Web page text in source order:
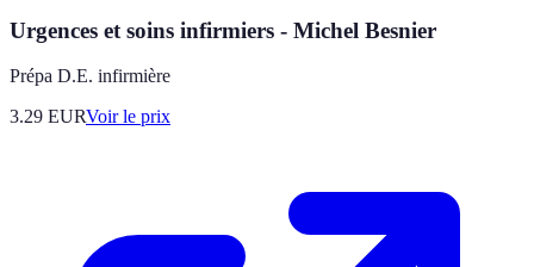
Urgences et soins infirmiers - Michel Besnier
Prépa D.E. infirmière
3.29 EURVoir le prix